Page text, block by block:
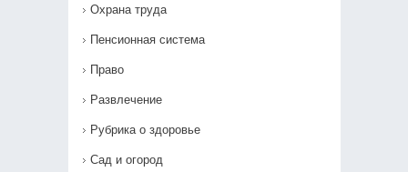
Охрана труда
Пенсионная система
Право
Развлечение
Рубрика о здоровье
Сад и огород